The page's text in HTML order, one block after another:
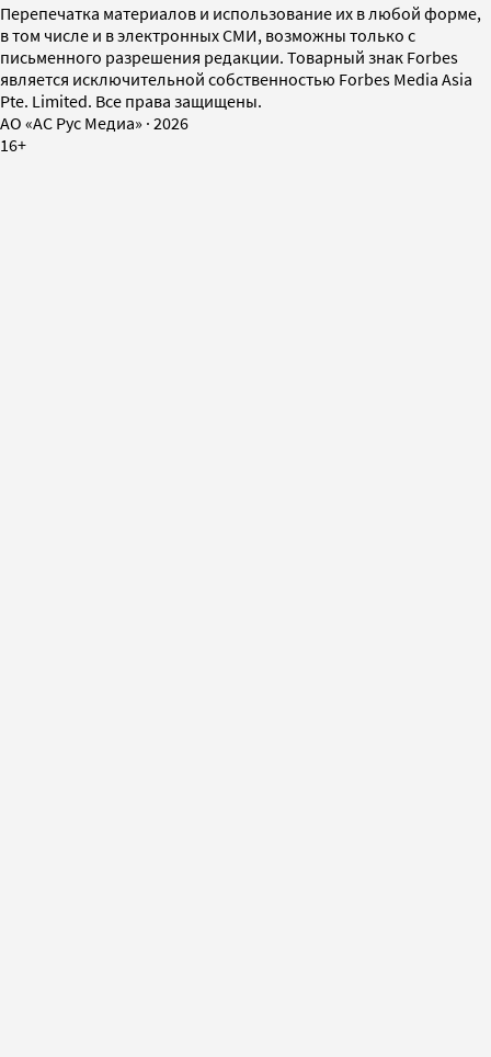
Перепечатка материалов и использование их в любой форме,
в том числе и в электронных СМИ, возможны только с
письменного разрешения редакции. Товарный знак Forbes
является исключительной собственностью Forbes Media Asia
Pte. Limited. Все права защищены.
AO «АС Рус Медиа» · 2026
16+